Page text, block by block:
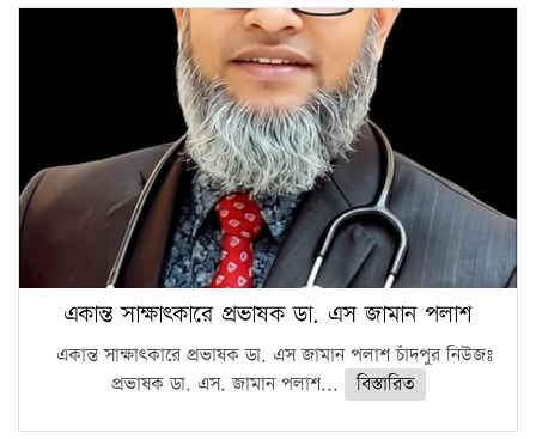
একান্ত সাক্ষাৎকারে প্রভাষক ডা. এস জামান পলাশ
একান্ত সাক্ষাৎকারে প্রভাষক ডা. এস জামান পলাশ চাঁদপুর নিউজঃ
প্রভাষক ডা. এস. জামান পলাশ...
বিস্তারিত